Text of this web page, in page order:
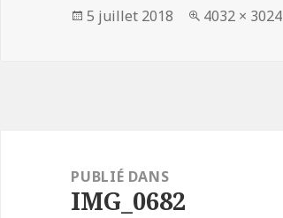
Publié
5 juillet 2018
Taille
4032 × 3024
l’article
PUBLIÉ DANS
IMG_0682